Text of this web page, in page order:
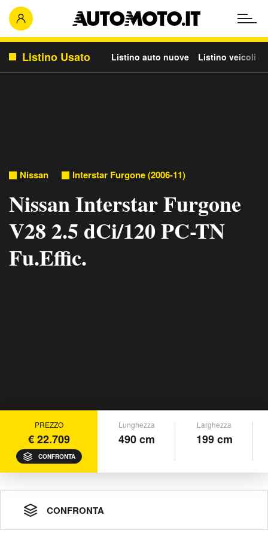
Listino Usato Listino auto nuove Listino veicoli
Nissan Interstar Furgone (2006-11)
Nissan Interstar Furgone
V28 2.5 dCi/120 PC-TN
Fu.Effic.
PREZZO
€ 22.709
CONFRONTA
Lunghezza
490 cm
Larghezza
199 cm
CONFRONTA